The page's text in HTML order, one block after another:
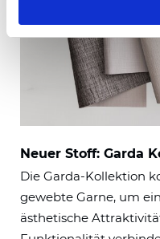
Neuer Stoff: Garda
Die Garda-Kollektion
gewebte Garne, um
ästhetische